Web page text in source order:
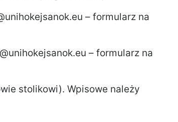
– formularz na
– formularz na
stolikowi). Wpisowe należy